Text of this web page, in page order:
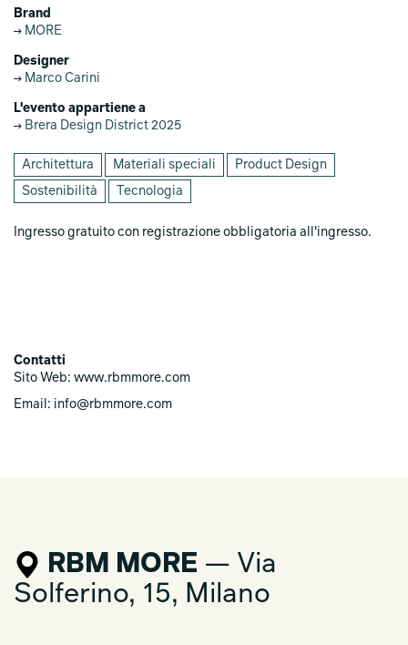
Brand
MORE
Designer
Marco Carini
L'evento appartiene a
Brera Design District 2025
Architettura Materiali speciali Product Design
Sostenibilità Tecnologia
Ingresso gratuito con registrazione obbligatoria all'ingresso.
Contatti
Sito Web: www.rbmmore.com
Email: info@rbmmore.com
RBM MORE — Via
Solferino, 15, Milano